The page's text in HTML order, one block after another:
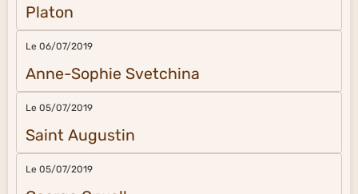
Platon
Le 06/07/2019
Anne-Sophie Svetchina
Le 05/07/2019
Saint Augustin
Le 05/07/2019